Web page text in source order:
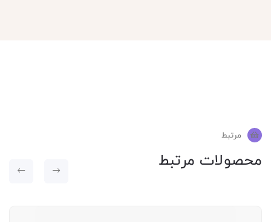
مرتبط
محصولات مرتبط